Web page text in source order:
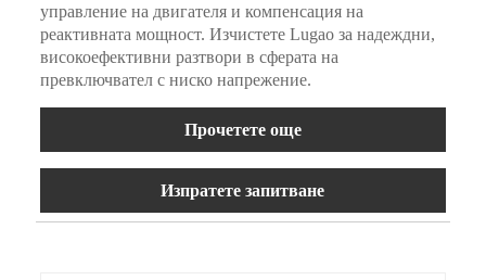
управление на двигателя и компенсация на
реактивната мощност. Изчистете Lugao за надеждни,
високоефективни разтвори в сферата на
превключвател с ниско напрежение.
Прочетете още
Изпратете запитване